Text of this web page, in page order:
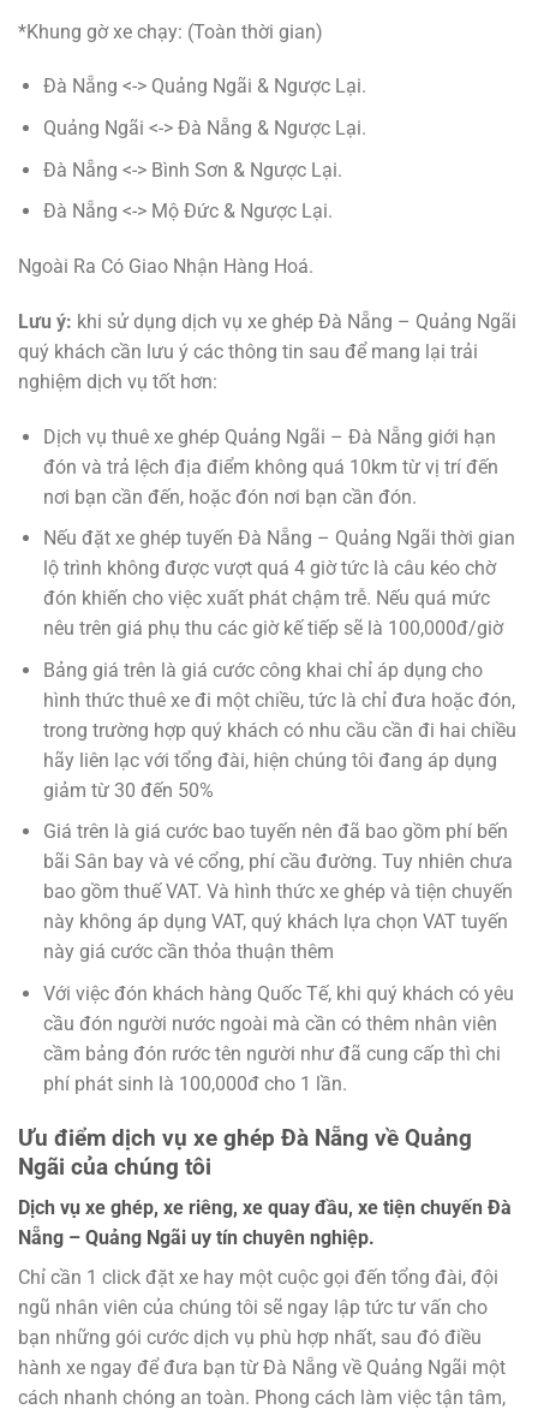
*Khung gờ xe chạy: (Toàn thời gian)
Đà Nẵng <-> Quảng Ngãi & Ngược Lại.
Quảng Ngãi <-> Đà Nẵng & Ngược Lại.
Đà Nẵng <-> Bình Sơn & Ngược Lại.
Đà Nẵng <-> Mộ Đức & Ngược Lại.
Ngoài Ra Có Giao Nhận Hàng Hoá.
Lưu ý: khi sử dụng dịch vụ xe ghép Đà Nẵng – Quảng Ngãi
quý khách cần lưu ý các thông tin sau để mang lại trải
nghiệm dịch vụ tốt hơn:
Dịch vụ thuê xe ghép Quảng Ngãi – Đà Nẵng giới hạn
đón và trả lệch địa điểm không quá 10km từ vị trí đến
nơi bạn cần đến, hoặc đón nơi bạn cần đón.
Nếu đặt xe ghép tuyến Đà Nẵng – Quảng Ngãi thời gian
lộ trình không được vượt quá 4 giờ tức là câu kéo chờ
đón khiến cho việc xuất phát chậm trễ. Nếu quá mức
nêu trên giá phụ thu các giờ kế tiếp sẽ là 100,000đ/giờ
Bảng giá trên là giá cước công khai chỉ áp dụng cho
hình thức thuê xe đi một chiều, tức là chỉ đưa hoặc đón,
trong trường hợp quý khách có nhu cầu cần đi hai chiều
hãy liên lạc với tổng đài, hiện chúng tôi đang áp dụng
giảm từ 30 đến 50%
Giá trên là giá cước bao tuyến nên đã bao gồm phí bến
bãi Sân bay và vé cổng, phí cầu đường. Tuy nhiên chưa
bao gồm thuế VAT. Và hình thức xe ghép và tiện chuyến
này không áp dụng VAT, quý khách lựa chọn VAT tuyến
này giá cước cần thỏa thuận thêm
Với việc đón khách hàng Quốc Tế, khi quý khách có yêu
cầu đón người nước ngoài mà cần có thêm nhân viên
cầm bảng đón rước tên người như đã cung cấp thì chi
phí phát sinh là 100,000đ cho 1 lần.
Ưu điểm dịch vụ xe ghép Đà Nẵng về Quảng
Ngãi của chúng tôi
Dịch vụ xe ghép, xe riêng, xe quay đầu, xe tiện chuyến Đà
Nẵng – Quảng Ngãi uy tín chuyên nghiệp.
Chỉ cần 1 click đặt xe hay một cuộc gọi đến tổng đài, đội
ngũ nhân viên của chúng tôi sẽ ngay lập tức tư vấn cho
bạn những gói cước dịch vụ phù hợp nhất, sau đó điều
hành xe ngay để đưa bạn từ Đà Nẵng về Quảng Ngãi một
cách nhanh chóng an toàn. Phong cách làm việc tận tâm,